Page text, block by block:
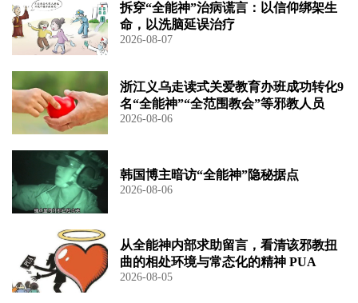
拆穿“全能神”治病谎言：以信仰绑架生
命，以洗脑延误治疗
2026-08-07
浙江义乌走读式关爱教育办班成功转化9
名“全能神”“全范围教会”等邪教人员
2026-08-06
韩国博主暗访“全能神”隐秘据点
2026-08-06
从全能神内部求助留言，看清该邪教扭
曲的相处环境与常态化的精神 PUA
2026-08-05